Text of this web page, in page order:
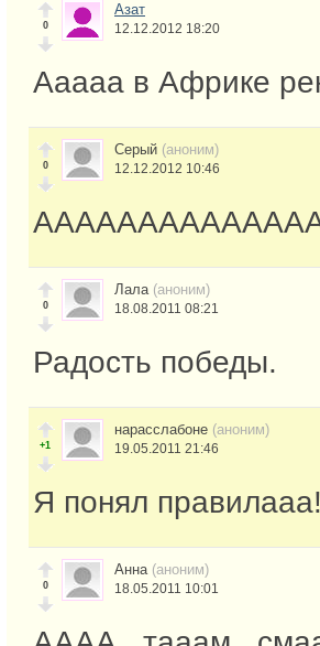
0
Азат
12.12.2012 18:20
Ааааа в Африке
0
Серый (аноним)
12.12.2012 10:46
0
Лала (аноним)
18.08.2011 08:21
Радость победы.
+1
нарасслабоне (аноним)
19.05.2011 21:46
Я понял правилааа!
0
Анна (аноним)
18.05.2011 10:01